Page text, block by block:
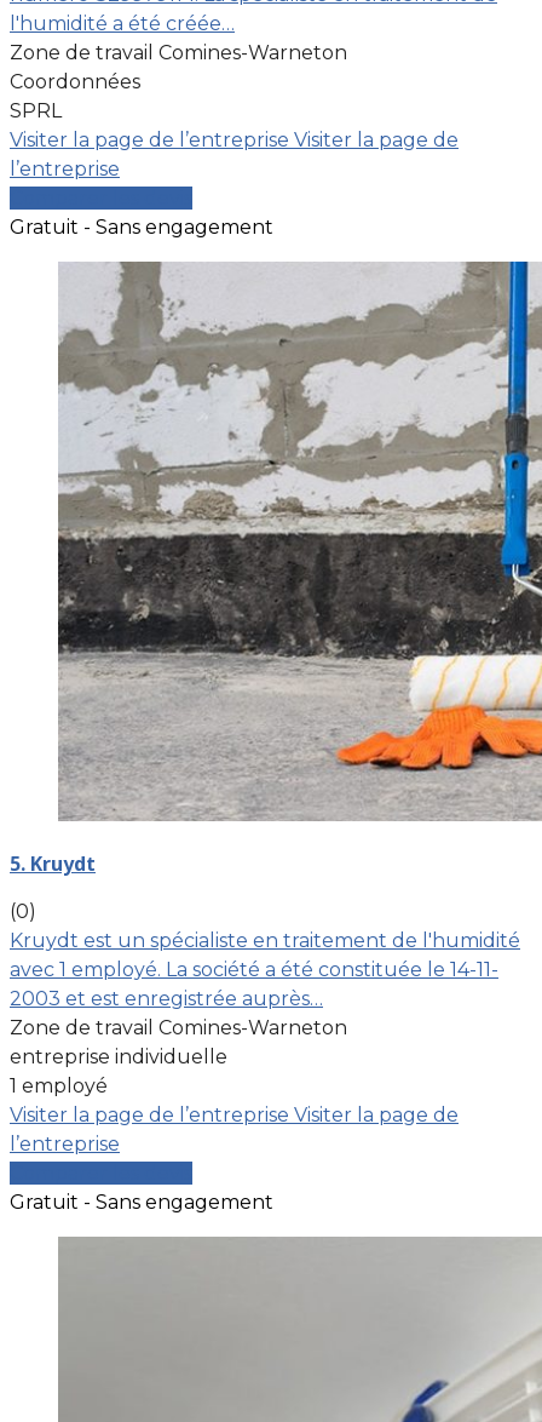
l'humidité a été créée…
Zone de travail Comines-Warneton
Coordonnées
SPRL
Visiter la page de l’entreprise Visiter la page de
l’entreprise
Gratuit - Sans engagement
5. Kruydt
(0)
Kruydt est un spécialiste en traitement de l'humidité
avec 1 employé. La société a été constituée le 14-11-
2003 et est enregistrée auprès…
Zone de travail Comines-Warneton
entreprise individuelle
1 employé
Visiter la page de l’entreprise Visiter la page de
l’entreprise
Gratuit - Sans engagement